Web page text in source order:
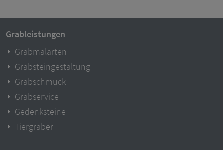
Grableistungen
Grabmalarten
Grabsteingestaltung
Grabschmuck
Grabservice
Gedenksteine
Tiergräber